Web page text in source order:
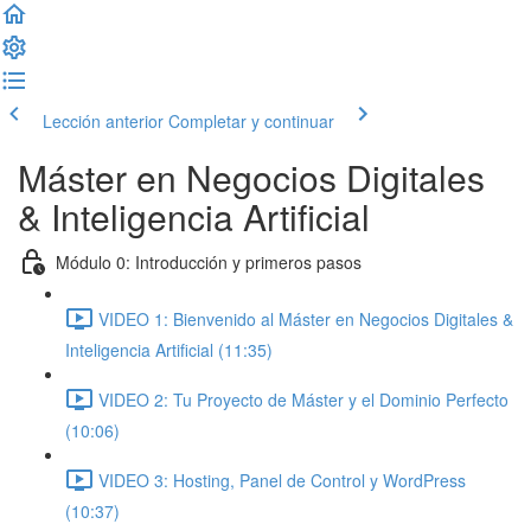
Lección anterior Completar y continuar
Máster en Negocios Digitales
& Inteligencia Artificial
Módulo 0: Introducción y primeros pasos
VIDEO 1: Bienvenido al Máster en Negocios Digitales &
Inteligencia Artificial (11:35)
VIDEO 2: Tu Proyecto de Máster y el Dominio Perfecto
(10:06)
VIDEO 3: Hosting, Panel de Control y WordPress
(10:37)